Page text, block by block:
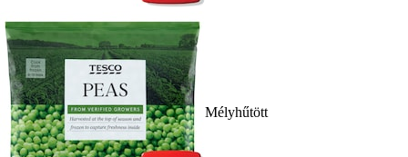
Mélyhűtött